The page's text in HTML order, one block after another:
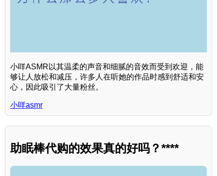
小咩ASMR以其温柔的声音和细腻的音效而受到欢迎，能
够让人放松和减压，许多人在听她的作品时感到舒适和安
心，因此吸引了大量粉丝。
小咩asmr
助眠棒代购的效果真的好吗？****